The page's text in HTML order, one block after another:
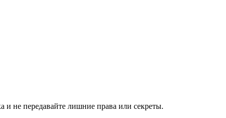
и не передавайте лишние права или секреты.